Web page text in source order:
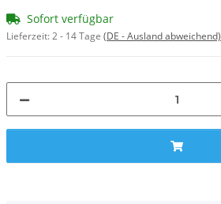
Sofort verfügbar
Lieferzeit:2 - 14 Tage (DE - Ausland abweichend)